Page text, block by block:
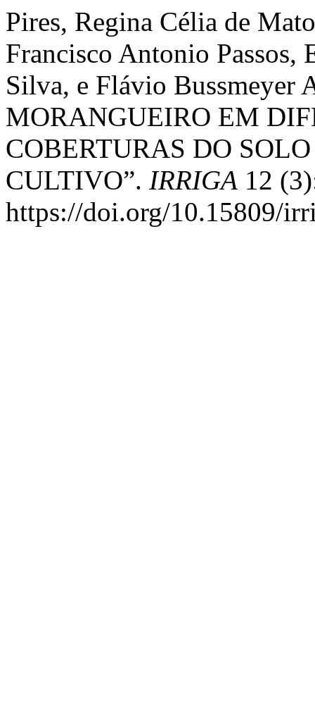
Pires, Regina Célia de
Francisco Antonio Passos,
Silva, e Flávio Bussmeyer
MORANGUEIRO EM
COBERTURAS DO
CULTIVO”. IRRIGA 12
https://doi.org/10.15809/